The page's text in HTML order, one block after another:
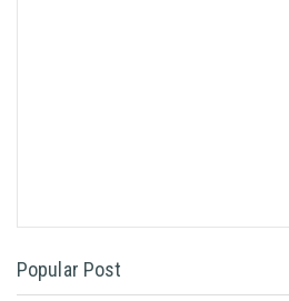
Popular Post